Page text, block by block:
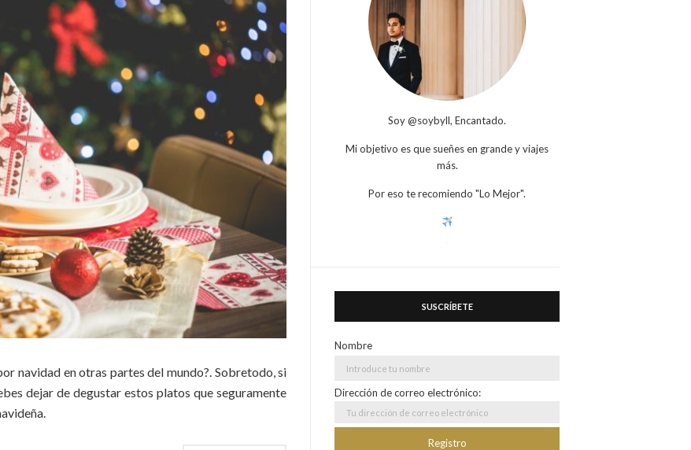
navidad en otras partes del mundo?. Sobretodo, si
dejar de degustar estos platos que seguramente
Soy @soybyll, Encantado.
Mi objetivo es que sueñes en grande y viajes
más.
Por eso te recomiendo "Lo Mejor".
SUSCRÍBETE
Nombre
Dirección de correo electrónico: